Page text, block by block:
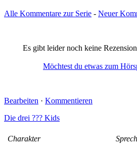
Alle Kommentare zur Serie - Neuer
Es gibt leider noch keine
Möchtest du etwas zum
Bearbeiten · Kommentieren
Die drei ??? Kids
Charakter